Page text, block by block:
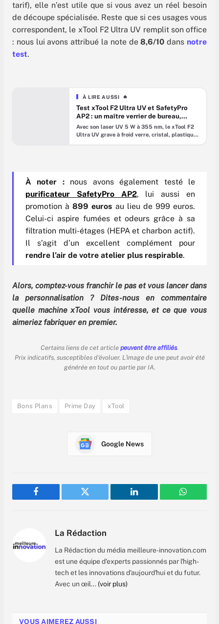
tarif), elle n’est utile que si vous avez un réel besoin
de découpe spécialisée. Reste que si ces usages vous
correspondent, le xTool F2 Ultra UV remplit son office
: nous lui avons attribué la note de8,6/10 dans notre
test.
À LIRE AUSSI 🔥
Test xTool F2 Ultra UV et SafetyPro
AP2 : un maître verrier de bureau,
pensé pour un atelier propre
Avec son laser UV 5 W à 355 nm, le xTool F2
Ultra UV grave à froid verre, cristal, plastiques
À noter : nous avons également testé le
purificateur
SafetyPro AP2, lui aussi en
promotion à899 euros au lieu de 999 euros.
Celui-ci aspire fumées et odeurs grâce à sa
filtration multi-étages (HEPA et charbon actif).
Il s’agit d’un excellent complément pour
rendre l’air de votre atelier plus respirable.
Alors, comptez-vous franchir le pas et vous lancer dans
la personnalisation ? Dites-nous en commentaire
quelle machine xTool vous intéresse, et ce que vous
aimeriez fabriquer en premier.
Certains liens de cet article peuvent être affiliés.
Prix indicatifs, susceptibles d'évoluer. L'image de une peut avoir été
générée en tout ou partie par IA.
Bons Plans Prime Day xTool
Google News
Facebook Twitter LinkedIn
La Rédaction
La Rédaction du média meilleure-innovation.com
est une équipe d'experts passionnés par l'high-
tech et les innovations d'aujourd'hui et du futur.
Avec un œil... (voir plus)
VOUS AIMEREZ AUSSI